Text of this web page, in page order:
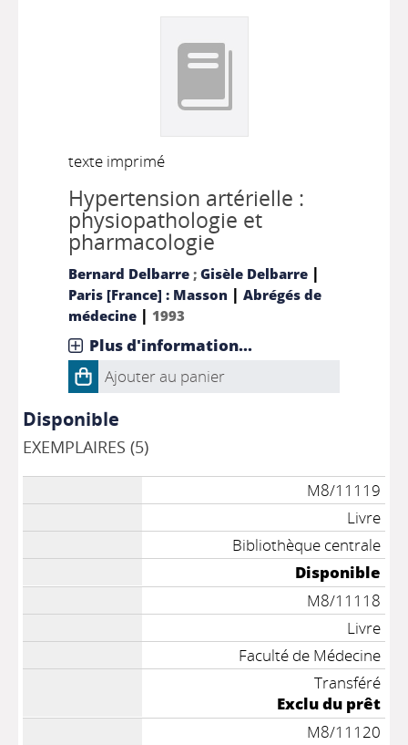
texte imprimé
Hypertension artérielle :
physiopathologie et
pharmacologie
Bernard Delbarre; Gisèle Delbarre |
Paris [France] : Masson | Abrégés de
médecine| 1993
Plus d'information...
Ajouter au panier
Disponible
EXEMPLAIRES (5)
M8/11119
Livre
Bibliothèque centrale
Disponible
M8/11118
Livre
Faculté de Médecine
Transféré
Exclu du prêt
M8/11120